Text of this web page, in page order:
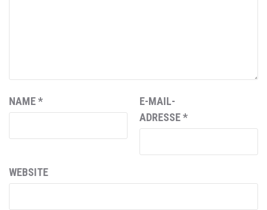
NAME*
E-MAIL-
ADRESSE*
WEBSITE